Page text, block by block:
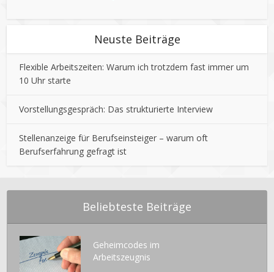
Neuste Beiträge
Flexible Arbeitszeiten: Warum ich trotzdem fast immer um
10 Uhr starte
Vorstellungsgespräch: Das strukturierte Interview
Stellenanzeige für Berufseinsteiger – warum oft
Berufserfahrung gefragt ist
Beliebteste Beiträge
Geheimcodes im
Arbeitszeugnis